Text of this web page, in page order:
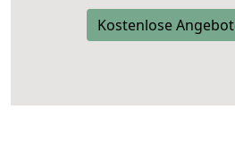
Kostenlose